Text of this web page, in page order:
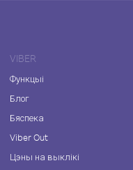
VIBER
Функцыі
Блог
Бяспека
Viber Out
Цэны на выклікі